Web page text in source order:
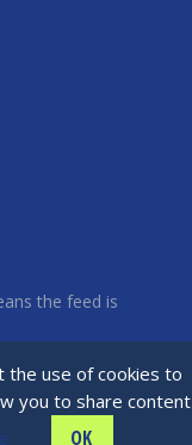
the use of cookies to
you to share content
OK
the feed is